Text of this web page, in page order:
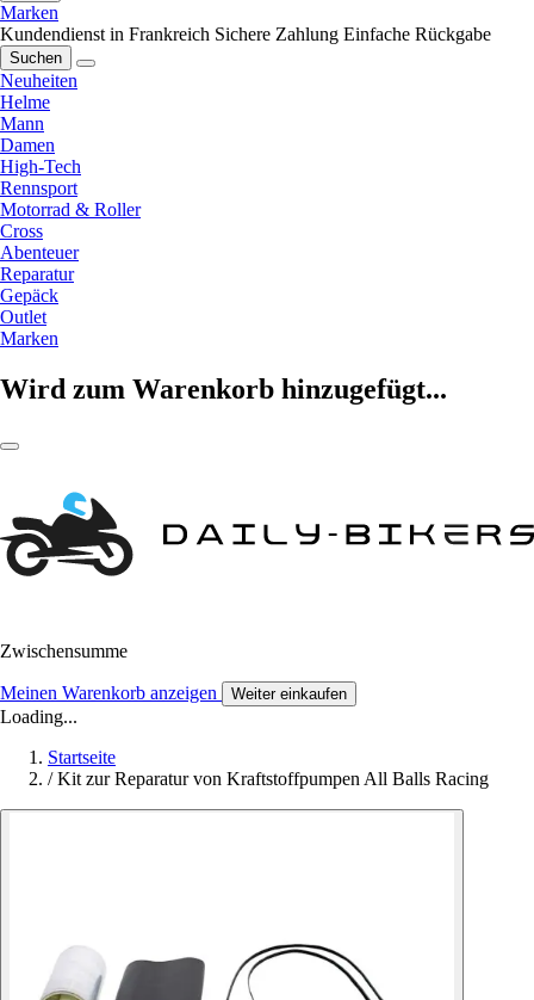
Marken
Kundendienst in Frankreich Sichere Zahlung Einfache Rückgabe
Suchen
Neuheiten
Helme
Mann
Damen
High-Tech
Rennsport
Motorrad & Roller
Cross
Abenteuer
Reparatur
Gepäck
Outlet
Marken
Wird zum Warenkorb hinzugefügt...
Zwischensumme
Meinen Warenkorb anzeigen Weiter einkaufen
Loading...
Startseite
/ Kit zur Reparatur von Kraftstoffpumpen All Balls Racing